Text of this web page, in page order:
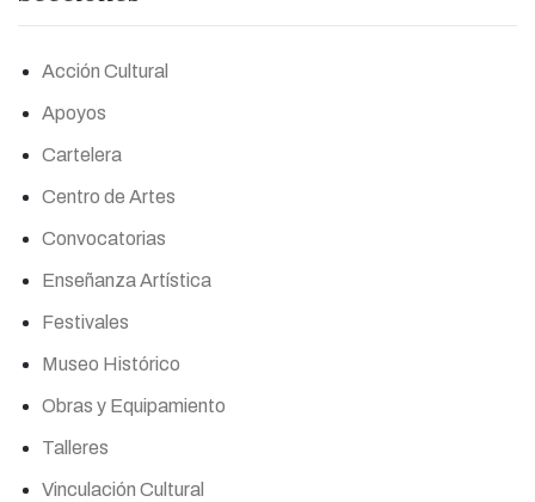
Acción Cultural
Apoyos
Cartelera
Centro de Artes
Convocatorias
Enseñanza Artística
Festivales
Museo Histórico
Obras y Equipamiento
Talleres
Vinculación Cultural